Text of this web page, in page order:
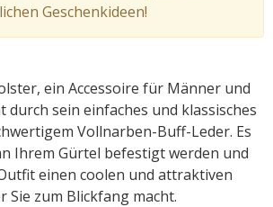
Geschenkideen!
ein Accessoire für Männer und
durch sein einfaches und klassisches
Vollnarben-Buff-Leder. Es
Ihrem Gürtel befestigt werden und
einen coolen und attraktiven
Sie zum Blickfang macht.